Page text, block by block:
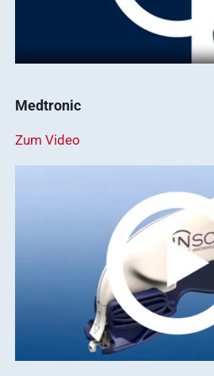
Medtronic
Zum Video